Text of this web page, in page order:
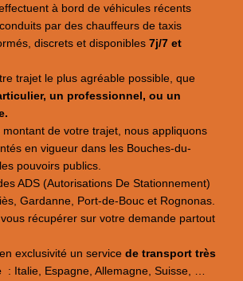
à bord de véhicules récents
par des chauffeurs de taxis
discrets et disponibles 7j/7 et
trajet le plus agréable possible, que
un professionnel, ou un
de votre trajet, nous appliquons
en vigueur dans les Bouches-du-
pouvoirs publics.
ADS (Autorisations De Stationnement)
Gardanne, Port-de-Bouc et Rognonas.
récupérer sur votre demande partout
exclusivité un service de transport très
: Italie, Espagne, Allemagne, Suisse, …